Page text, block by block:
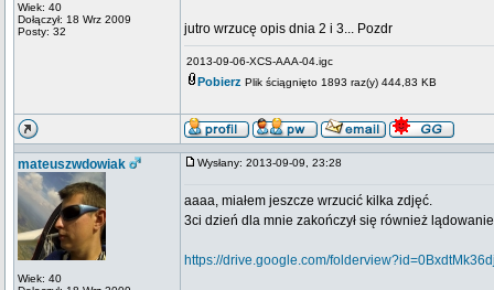
Wiek: 40
Dołączył: 18 Wrz 2009
Posty: 32
jutro wrzucę opis dnia 2 i 3... Pozdr
2013-09-06-XCS-AAA-04.igc
Pobierz Plik ściągnięto 1893 raz(y) 444,83 KB
mateuszwdowiak
Wiek: 40
Wysłany: 2013-09-09, 23:28
aaaa, miałem jeszcze wrzucić kilka zdjęć.
3ci dzień dla mnie zakończył się również
https://drive.google.com/